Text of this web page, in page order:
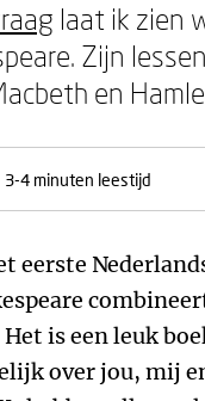
laat ik zien
Zijn
en
3-4 minuten leestijd
eerste
is een leuk
over jou, mij